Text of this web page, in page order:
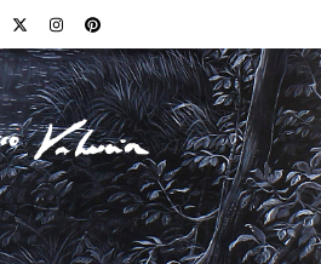
F I N E A R T